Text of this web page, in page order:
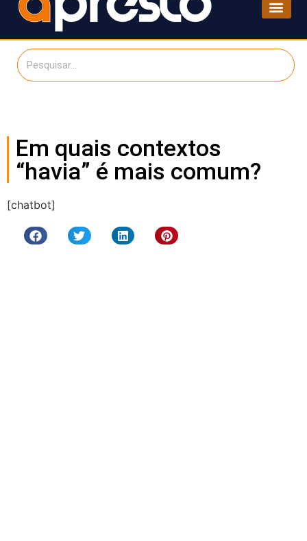
Em quais contextos
“havia” é mais comum?
[chatbot]